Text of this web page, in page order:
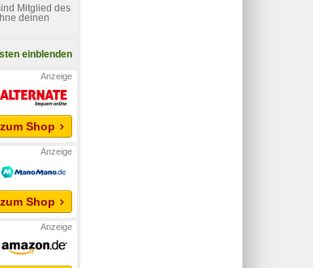
Mitglied des
deinen
einblenden
zum Shop
zum Shop